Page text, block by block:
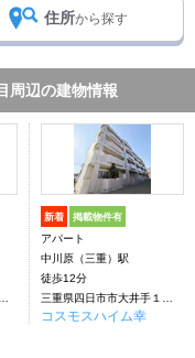
住所から探す
周辺の建物情報
新着 掲載物件有
アパート
中川原（三重）駅
徒歩12分
コスモスハイム幸